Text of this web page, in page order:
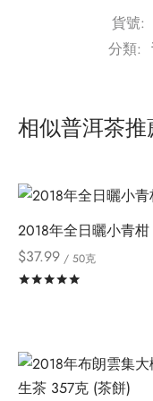
貨號:
分類:
相似普洱茶推
2018年全日曬小青柑
$37.99 / 50克